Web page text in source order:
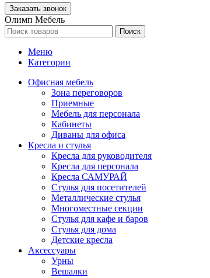
Олимп Мебель
Поиск
Меню
Категории
Офисная мебель
Зона переговоров
Приемные
Мебель для персонала
Кабинеты
Диваны для офиса
Кресла и стулья
Кресла для руководителя
Кресла для персонала
Кресла САМУРАЙ
Стулья для посетителей
Металлические стулья
Многоместные секции
Стулья для кафе и баров
Стулья для дома
Детские кресла
Аксессуары
Урны
Вешалки